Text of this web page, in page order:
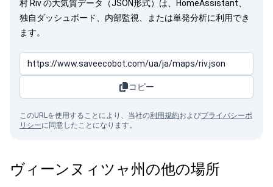
村 Riv の大気質データ（JSON形式）は、HomeAssistant、
独自ダッシュボード、内部監視、または単発分析に利用でき
ます。
コピー
このURLを使用することにより、当社の利用規約およびプライバシーポ
リシーに同意したことになります。
ヴィーンヌィツャ州の他の場所